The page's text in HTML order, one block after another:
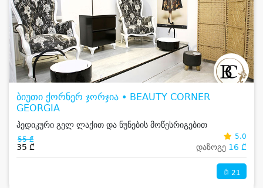
ბიუთი ქორნერ ჯორჯია • BEAUTY CORNER
GEORGIA
პედიკური გელ ლაქით და ნუნების მოწესრიგებით
55 ₾
35 ₾
5.0
დაზოგე 16 ₾
21